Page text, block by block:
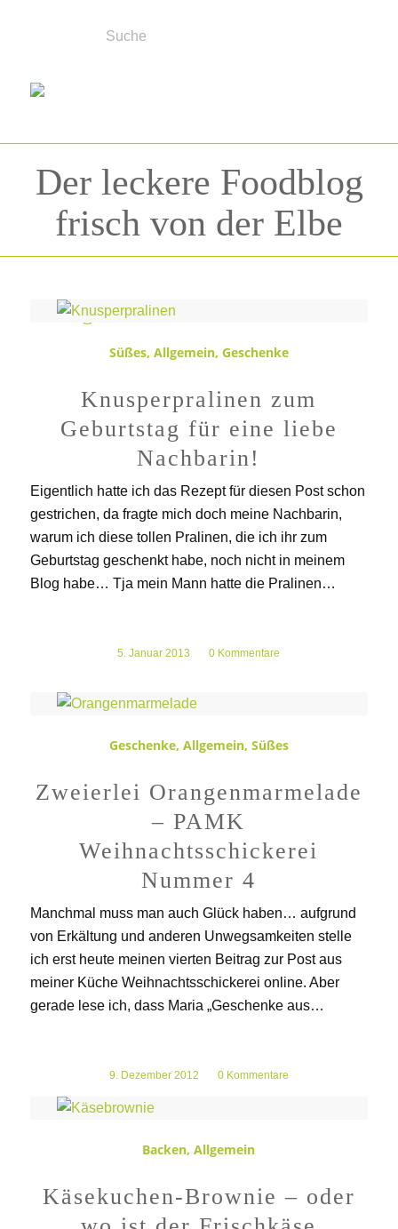
Der leckere Foodblog
frisch von der Elbe
Schlagwortarchiv für:
Süßes, Allgemein, Geschenke
Knusperpralinen zum
Geburtstag für eine liebe
Nachbarin!
Eigentlich hatte ich das Rezept für diesen Post schon
gestrichen, da fragte mich doch meine Nachbarin,
warum ich diese tollen Pralinen, die ich ihr zum
Geburtstag geschenkt habe, noch nicht in meinem
Blog habe… Tja mein Mann hatte die Pralinen…
5. Januar 2013
/ 0 Kommentare
Geschenke, Allgemein, Süßes
Zweierlei Orangenmarmelade
– PAMK
Weihnachtsschickerei
Nummer 4
Manchmal muss man auch Glück haben… aufgrund
von Erkältung und anderen Unwegsamkeiten stelle
ich erst heute meinen vierten Beitrag zur Post aus
meiner Küche Weihnachtsschickerei online. Aber
gerade lese ich, dass Maria „Geschenke aus…
9. Dezember 2012
/ 0 Kommentare
Backen,Allgemein
Käsekuchen-Brownie – oder